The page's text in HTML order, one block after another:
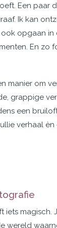
Een paar
Ik kan
opgaan in
En zo
manier om
grappige
een
verhaal
iets magisch.
wereld